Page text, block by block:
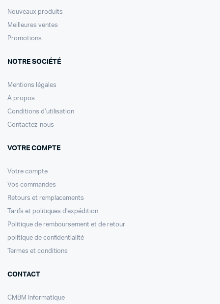
Nouveaux produits
Meilleures ventes
Promotions
NOTRE SOCIÉTÉ
Mentions légales
A propos
Conditions d’utilisation
Contactez-nous
VOTRE COMPTE
Votre compte
Vos commandes
Retours et remplacements
Tarifs et politiques d’expédition
Politique de remboursement et de retour
politique de confidentialité
Termes et conditions
CONTACT
CMBM Informatique